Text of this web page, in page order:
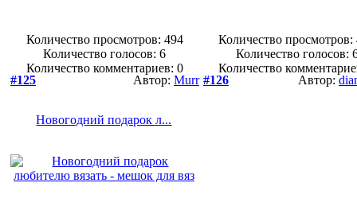
Количество просмотров: 494
Количество голосов:6
Количество комментариев: 0
Количество просмотров:
Количество голосов:
Количество
#125
Автор: Murr
Новогодний подарок л...
#126 Автор: